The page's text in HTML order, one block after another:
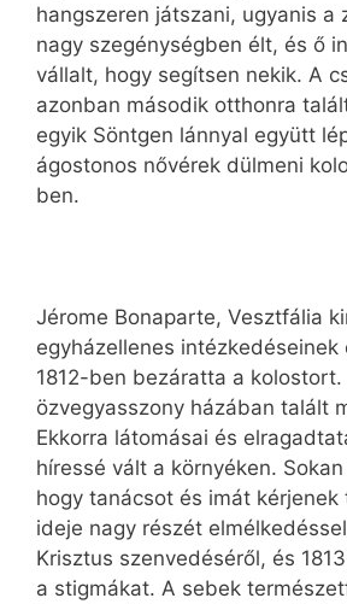
hangszeren játszani, ugyanis a
nagy szegénységben élt, és ő
vállalt, hogy segítsen nekik. A
azonban második otthonra
egyik Söntgen lánnyal együtt
ágostonos nővérek dülmeni
ben.
Jérome Bonaparte, Vesztfália
egyházellenes intézkedéseinek
1812-ben bezáratta a
özvegyasszony házában talált
Ekkorra látomásai és
híressé vált a környéken.
hogy tanácsot és imát kérjenek
ideje nagy részét
Krisztus szenvedéséről, és
a stigmákat. A sebek